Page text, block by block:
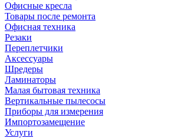
Офисные кресла
Товары после ремонта
Офисная техника
Резаки
Переплетчики
Аксессуары
Шредеры
Ламинаторы
Малая бытовая техника
Вертикальные пылесосы
Приборы для измерения
Импортозамещение
Услуги